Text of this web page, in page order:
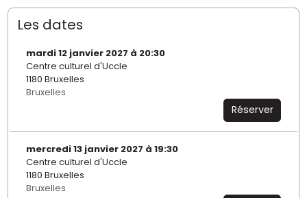
Les dates
mardi 12 janvier 2027 à 20:30
Centre culturel d'Uccle
1180 Bruxelles
Bruxelles
Réserver
mercredi 13 janvier 2027 à 19:30
Centre culturel d'Uccle
1180 Bruxelles
Bruxelles